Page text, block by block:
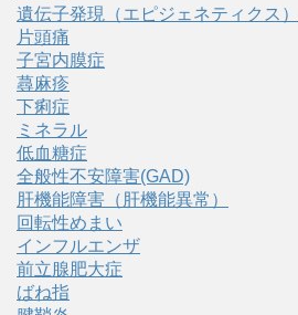
遺伝子発現（エピジェネティクス）
片頭痛
子宮内膜症
蕁麻疹
下痢症
ミネラル
低血糖症
全般性不安障害(GAD)
肝機能障害（肝機能異常）
回転性めまい
インフルエンザ
前立腺肥大症
ばね指